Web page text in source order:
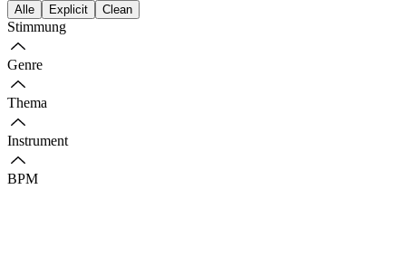
Alle Explicit Clean
Stimmung
Genre
Thema
Instrument
BPM